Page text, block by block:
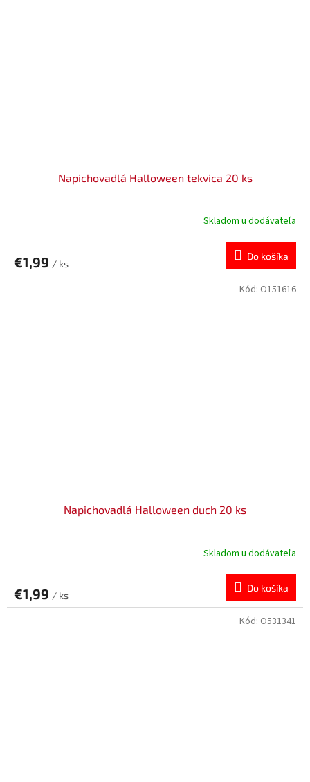
Napichovadlá Halloween tekvica 20 ks
Skladom u dodávateľa
€1,99 / ks
Do košíka
Napichovadlá Halloween duch 20 ks
Skladom u dodávateľa
€1,99 / ks
Do košíka
Kód: O151616
Kód: O531341